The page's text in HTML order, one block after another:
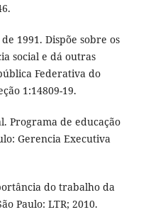
1991. Dispõe sobre os
social e dá outras
Federativa do
1:14809-19.
Programa de educação
Gerencia Executiva
do trabalho da
Paulo: LTR; 2010.